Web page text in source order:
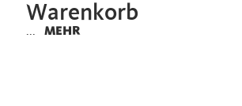
Wa­ren­korb
MEHR